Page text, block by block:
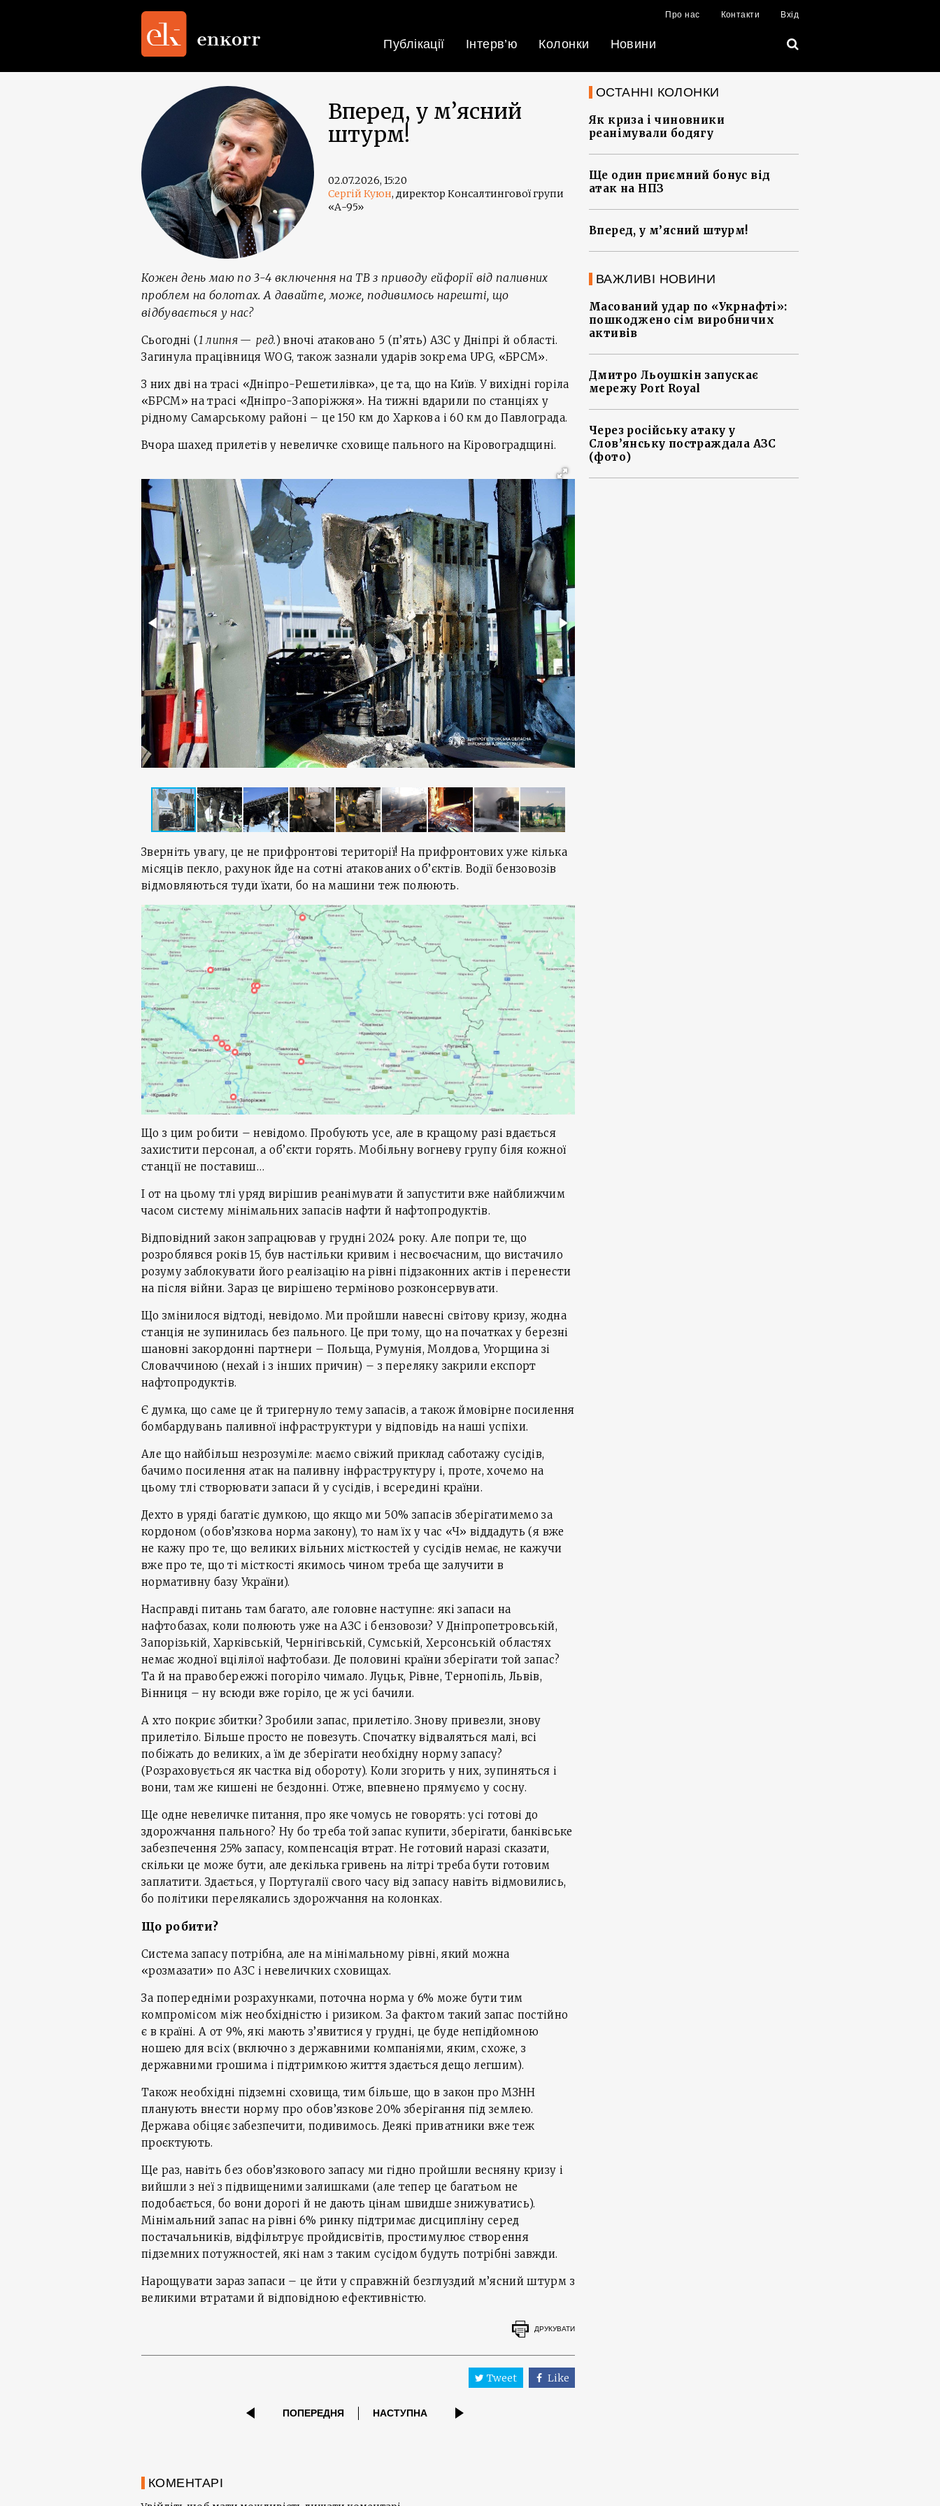
Про нас Контакти Вхід
Публікації Інтерв’ю Колонки Новини
Вперед, у м’ясний
штурм!
02.07.2026, 15:20
Сергій Куюн, директор Консалтингової групи
«А-95»
Кожен день маю по 3-4 включення на ТВ з приводу ейфорії від паливних
проблем на болотах. А давайте, може, подивимось нарешті, що
відбувається у нас?
Сьогодні (1 липня — ред.) вночі атаковано 5 (п’ять) АЗС у Дніпрі й області.
Загинула працівниця WOG, також зазнали ударів зокрема UPG, «БРСМ».
З них дві на трасі «Дніпро-Решетилівка», це та, що на Київ. У вихідні горіла
«БРСМ» на трасі «Дніпро-Запоріжжя». На тижні вдарили по станціях у
рідному Самарському районі – це 150 км до Харкова і 60 км до Павлограда.
Вчора шахед прилетів у невеличке сховище пального на Кіровоградщині.
Зверніть увагу, це не прифронтові території! На прифронтових уже кілька
місяців пекло, рахунок йде на сотні атакованих об’єктів. Водії бензовозів
відмовляються туди їхати, бо на машини теж полюють.
Що з цим робити – невідомо. Пробують усе, але в кращому разі вдається
захистити персонал, а об’єкти горять. Мобільну вогневу групу біля кожної
станції не поставиш…
І от на цьому тлі уряд вирішив реанімувати й запустити вже найближчим
часом систему мінімальних запасів нафти й нафтопродуктів.
Відповідний закон запрацював у грудні 2024 року. Але попри те, що
розроблявся років 15, був настільки кривим і несвоєчасним, що вистачило
розуму заблокувати його реалізацію на рівні підзаконних актів і перенести
на після війни. Зараз це вирішено терміново розконсервувати.
Що змінилося відтоді, невідомо. Ми пройшли навесні світову кризу, жодна
станція не зупинилась без пального. Це при тому, що на початках у березні
шановні закордонні партнери – Польща, Румунія, Молдова, Угорщина зі
Словаччиною (нехай і з інших причин) – з переляку закрили експорт
нафтопродуктів.
Є думка, що саме це й тригернуло тему запасів, а також ймовірне посилення
бомбардувань паливної інфраструктури у відповідь на наші успіхи.
Але що найбільш незрозуміле: маємо свіжий приклад саботажу сусідів,
бачимо посилення атак на паливну інфраструктуру і, проте, хочемо на
цьому тлі створювати запаси й у сусідів, і всередині країни.
Дехто в уряді багатіє думкою, що якщо ми 50% запасів зберігатимемо за
кордоном (обов’язкова норма закону), то нам їх у час «Ч» віддадуть (я вже
не кажу про те, що великих вільних місткостей у сусідів немає, не кажучи
вже про те, що ті місткості якимось чином треба ще залучити в
нормативну базу України).
Насправді питань там багато, але головне наступне: які запаси на
нафтобазах, коли полюють уже на АЗС і бензовози? У Дніпропетровській,
Запорізькій, Харківській, Чернігівській, Сумській, Херсонській областях
немає жодної вцілілої нафтобази. Де половині країни зберігати той запас?
Та й на правобережжі погоріло чимало. Луцьк, Рівне, Тернопіль, Львів,
Вінниця – ну всюди вже горіло, це ж усі бачили.
А хто покриє збитки? Зробили запас, прилетіло. Знову привезли, знову
прилетіло. Більше просто не повезуть. Спочатку відваляться малі, всі
побіжать до великих, а їм де зберігати необхідну норму запасу?
(Розраховується як частка від обороту). Коли згорить у них, зупиняться і
вони, там же кишені не бездонні. Отже, впевнено прямуємо у сосну.
Ще одне невеличке питання, про яке чомусь не говорять: усі готові до
здорожчання пального? Ну бо треба той запас купити, зберігати, банківське
забезпечення 25% запасу, компенсація втрат. Не готовий наразі сказати,
скільки це може бути, але декілька гривень на літрі треба бути готовим
заплатити. Здається, у Португалії свого часу від запасу навіть відмовились,
бо політики перелякались здорожчання на колонках.
Що робити?
Система запасу потрібна, але на мінімальному рівні, який можна
«розмазати» по АЗС і невеличких сховищах.
За попередніми розрахунками, поточна норма у 6% може бути тим
компромісом між необхідністю і ризиком. За фактом такий запас постійно
є в країні. А от 9%, які мають з’явитися у грудні, це буде непідйомною
ношею для всіх (включно з державними компаніями, яким, схоже, з
державними грошима і підтримкою життя здається дещо легшим).
Також необхідні підземні сховища, тим більше, що в закон про МЗНН
планують внести норму про обов’язкове 20% зберігання під землею.
Держава обіцяє забезпечити, подивимось. Деякі приватники вже теж
проєктують.
Ще раз, навіть без обов’язкового запасу ми гідно пройшли весняну кризу і
вийшли з неї з підвищеними залишками (але тепер це багатьом не
подобається, бо вони дорогі й не дають цінам швидше знижуватись).
Мінімальний запас на рівні 6% ринку підтримає дисципліну серед
постачальників, відфільтрує пройдисвітів, простимулює створення
підземних потужностей, які нам з таким сусідом будуть потрібні завжди.
Нарощувати зараз запаси – це йти у справжній безглуздий м’ясний штурм з
великими втратами й відповідною ефективністю.
ДРУКУВАТИ
Tweet Like
ПОПЕРЕДНЯ НАСТУПНА
КОМЕНТАРІ
ОСТАННІ КОЛОНКИ
Як криза і чиновники
реанімували бодягу
Ще один приємний бонус від
атак на НПЗ
Вперед, у м’ясний штурм!
ВАЖЛИВІ НОВИНИ
Масований удар по «Укрнафті»:
пошкоджено сім виробничих
активів
Дмитро Льоушкін запускає
мережу Port Royal
Через російську атаку у
Слов’янську постраждала АЗС
(фото)